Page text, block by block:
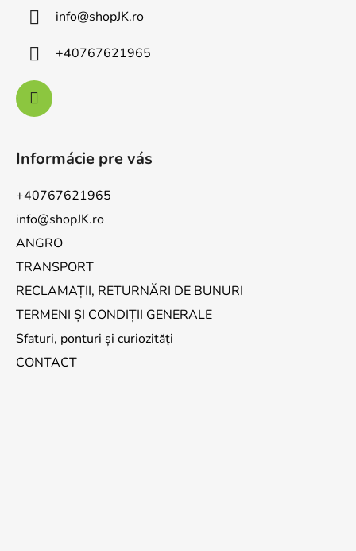
info@shopJK.ro
+40767621965
Informácie pre vás
+40767621965
info@shopJK.ro
ANGRO
TRANSPORT
RECLAMAȚII, RETURNĂRI DE BUNURI
TERMENI ȘI CONDIȚII GENERALE
Sfaturi, ponturi și curiozități
CONTACT